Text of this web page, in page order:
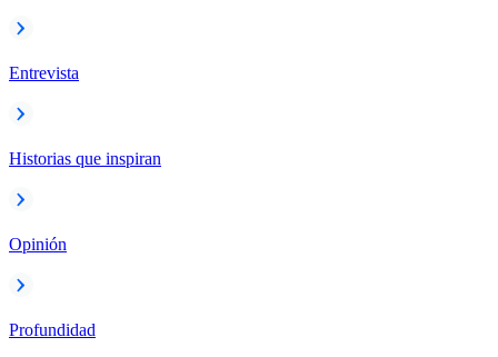
Entrevista
Historias que inspiran
Opinión
Profundidad